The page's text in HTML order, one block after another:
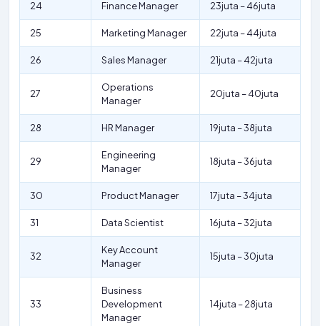
24 Finance Manager 23juta – 46juta
25 Marketing Manager 22juta – 44juta
26 Sales Manager 21juta – 42juta
27
Operations
Manager
20juta – 40juta
28 HR Manager 19juta – 38juta
29
Engineering
Manager
18juta – 36juta
30 Product Manager 17juta – 34juta
31 Data Scientist 16juta – 32juta
32
Key Account
Manager
15juta – 30juta
33
Business
Development
Manager
14juta – 28juta